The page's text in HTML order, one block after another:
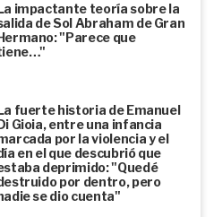
impactante teoría sobre la
de Sol Abraham de Gran
"Parece que
fuerte historia de Emanuel
Gioia, entre una infancia
por la violencia y el
en el que descubrió que
deprimido: "Quedé
por dentro, pero
se dio cuenta"